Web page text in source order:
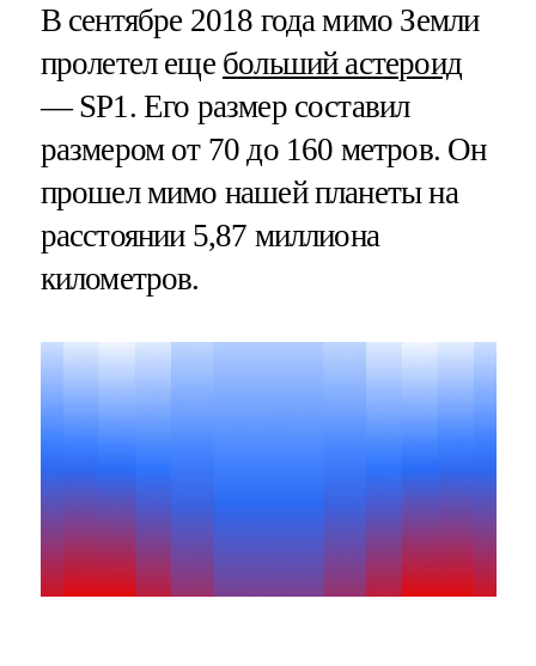
В сентябре 2018 года мимо Земли
пролетел еще больший астероид
— SP1. Его размер составил
размером от 70 до 160 метров. Он
прошел мимо нашей планеты на
расстоянии 5,87 миллиона
километров.